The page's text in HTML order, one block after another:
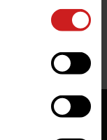
please
read